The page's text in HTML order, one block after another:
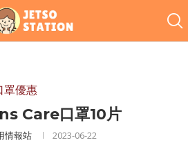
罩優惠
Care口罩10片
情報站 2023-06-22